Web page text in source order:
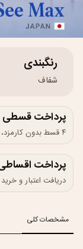
رنگبندی
شفاف
پرداخت قسطی
۴ قسط بدون کارمزد، ماهانه ۲٬۳۷۵٬۰۰۰ تومان
پرداخت
دریافت اعتبار و خرید در
مشخصات کلی